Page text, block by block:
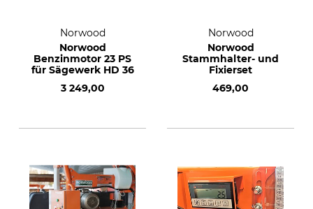
Norwood
Norwood
Benzinmotor 23 PS
für Sägewerk HD 36
3 249,00
Norwood
Norwood
Stammhalter- und
Fixierset
469,00